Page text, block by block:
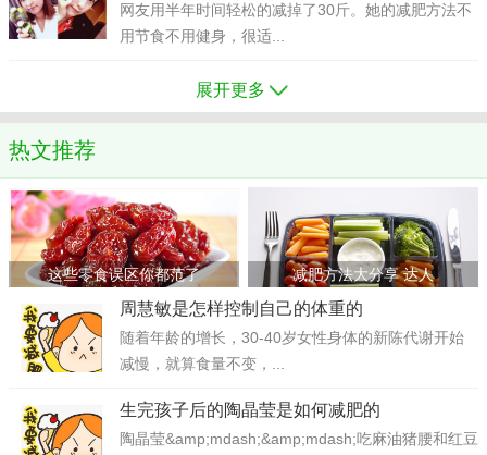
网友用半年时间轻松的减掉了30斤。她的减肥方法不
用节食不用健身，很适...
展开更多
热文推荐
这些零食误区你都范了 减肥方法大分享 达人
周慧敏是怎样控制自己的体重的
随着年龄的增长，30-40岁女性身体的新陈代谢开始
减慢，就算食量不变，...
生完孩子后的陶晶莹是如何减肥的
陶晶莹&amp;mdash;&amp;mdash;吃麻油猪腰和红豆